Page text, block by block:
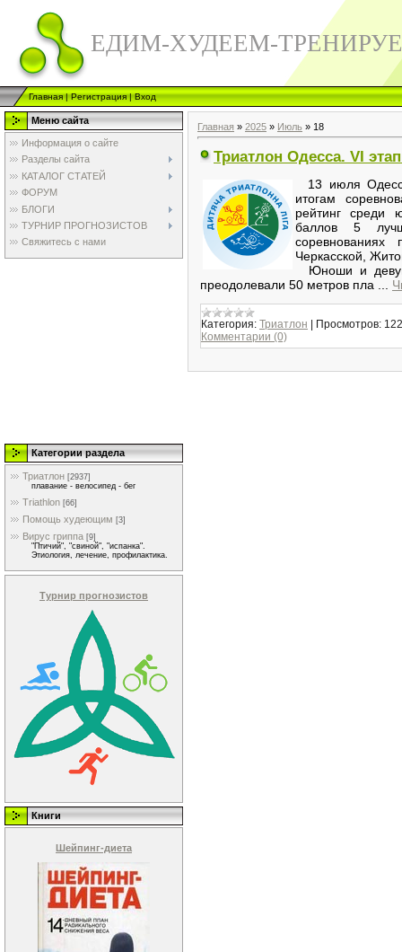
ЕДИМ-ХУДЕЕМ-
Главная|Регистрация|Вход
Меню сайта
Информация о сайте
Разделы сайта
КАТАЛОГ СТАТЕЙ
ФОРУМ
БЛОГИ
ТУРНИР ПРОГНОЗИСТОВ
Свяжитесь с нами
Категории раздела
Триатлон [2937]
плавание - велосипед - бег
Triathlon [66]
Помощь худеющим [3]
Вирус гриппа [9]
"Птичий", "свиной", "испанка".
Этиология, лечение, профилактика.
Турнир прогнозистов
Книги
Шейпинг-диета
Главная » 2025 » Июль » 18
Триатлон Одесса. VI
13 июля
итогам
рейтинг среди
баллов 5
соревнованиях
Черкасской,
Юноши и
преодолевали 50 метров пла ...
Категория: Триатлон Просмотров:
Комментарии (0)